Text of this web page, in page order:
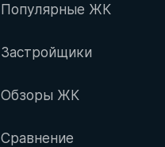
Популярные ЖК
Застройщики
Обзоры ЖК
Сравнение